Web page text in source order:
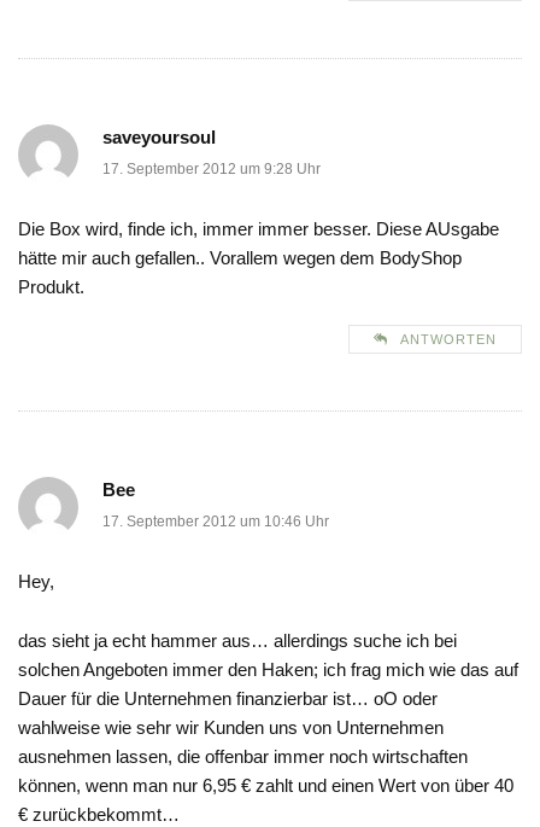
saveyoursoul
17. September 2012 um 9:28 Uhr
Die Box wird, finde ich, immer immer besser. Diese AUsgabe
hätte mir auch gefallen.. Vorallem wegen dem BodyShop
Produkt.
ANTWORTEN
Bee
17. September 2012 um 10:46 Uhr
Hey,
das sieht ja echt hammer aus… allerdings suche ich bei
solchen Angeboten immer den Haken; ich frag mich wie das auf
Dauer für die Unternehmen finanzierbar ist… oO oder
wahlweise wie sehr wir Kunden uns von Unternehmen
ausnehmen lassen, die offenbar immer noch wirtschaften
können, wenn man nur 6,95 € zahlt und einen Wert von über 40
€ zurückbekommt…